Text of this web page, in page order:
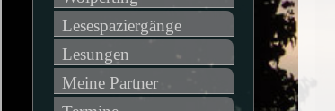
Lesespaziergänge
Lesungen
Meine Partner